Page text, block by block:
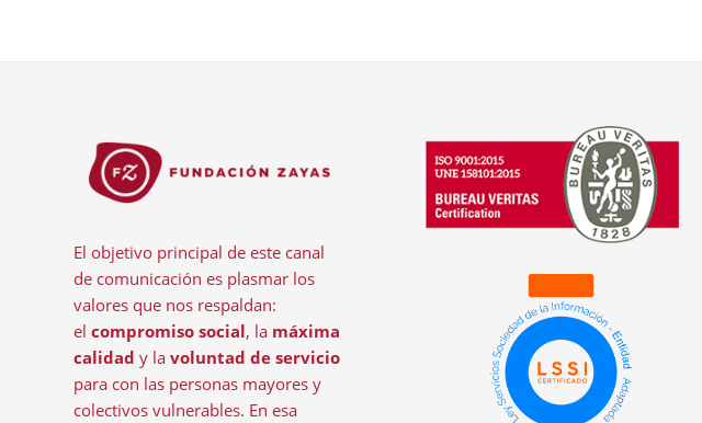
El objetivo principal de este canal
de comunicación es plasmar los
valores que nos respaldan:
el compromiso social, la máxima
calidad y la voluntad de servicio
para con las personas mayores y
colectivos vulnerables. En esa